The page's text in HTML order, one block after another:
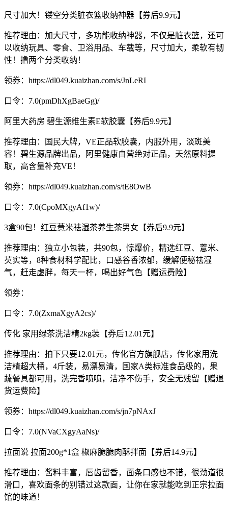
尺寸加大！镂空分类脏衣篮收纳神器【券后9.9元】
推荐理由：加大尺寸，多功能收纳神器，不仅是脏衣篮，还可
以收纳玩具、零食、卫浴用品、车载等，尺寸加大，柔软有韧
性！撸两个分类收纳！
领券：https://dl049.kuaizhan.com/s/JnLeRI
口令：7.0(pmDhXgBaeGg)/
阿里大药房 碧生源维生素E软胶囊【券后9.9元】
推荐理由：国民大牌，VE正品软胶囊，内服外用，淡斑美
容！碧生源品牌出品，阿里健康自营绝对正品，天然原料提
取，高含量补充VE！
领券：https://dl049.kuaizhan.com/s/tE8OwB
口令：7.0(CpoMXgyAf1w)/
3盒90包！红豆薏米祛湿茶养生茶男女【券后9.9元】
推荐理由：独立小包装，共90包，惊爆价，精选红豆、薏米、
芡实等，8种食材科学配比，口感谷香浓郁，缓解便秘祛湿
气，赶走虚胖，每天一杯，喝出好气色【赠运费险】
领券：
口令：7.0(ZxmaXgyA2cs)/
传化 家用绿茶洗洁精2kg装【券后12.01元】
推荐理由：拍下只要12.01元，传化官方旗舰店，传化家用洗
洁精超大桶，4斤装，易漂易清，国家A类标准食品级的，果
蔬餐具都可用，洗完香喷喷，洁净不伤手，安全无残留【赠退
货运费险】
领券：https://dl049.kuaizhan.com/s/jn7pNAxJ
口令：7.0(NVaCXgyAaNs)/
拉面说 拉面200g*1盒 椒麻脆脆肉酥拌面【券后14.9元】
推荐理由：酱料丰富，唇齿留香，面条口感也不错，很劲道很
滑口，喜欢面条的别错过这款面，让你在家就能吃到正宗拉面
馆的味道！